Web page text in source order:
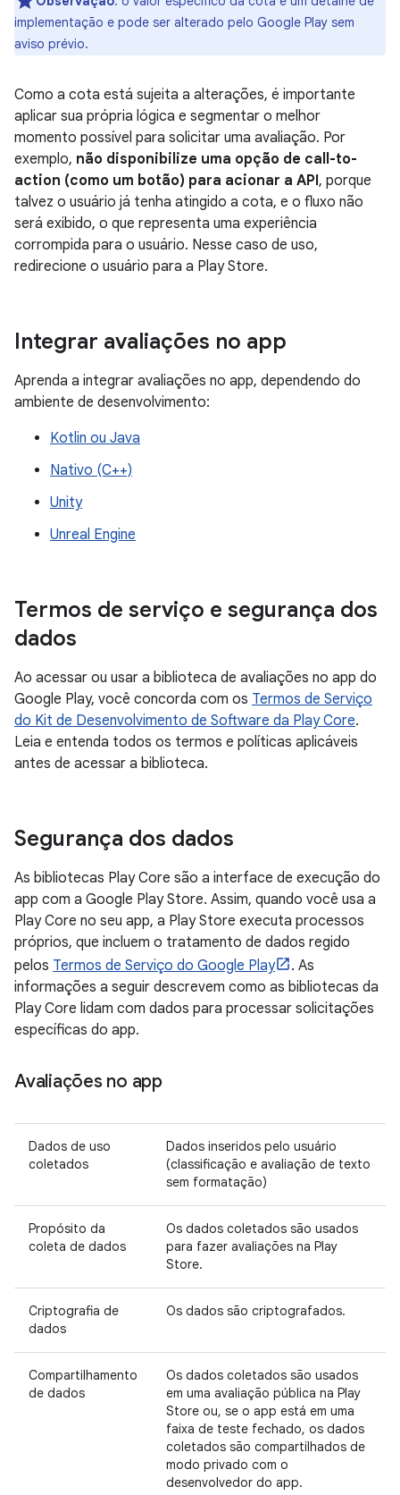
implementação e pode ser alterado pelo Google Play sem
aviso prévio.
Como a cota está sujeita a alterações, é importante
aplicar sua própria lógica e segmentar o melhor
momento possível para solicitar uma avaliação. Por
exemplo, não disponibilize uma opção de call-to-
action (como um botão) para acionar a API, porque
talvez o usuário já tenha atingido a cota, e o fluxo não
será exibido, o que representa uma experiência
corrompida para o usuário. Nesse caso de uso,
redirecione o usuário para a Play Store.
Integrar avaliações no app
Aprenda a integrar avaliações no app, dependendo do
ambiente de desenvolvimento:
Kotlin ou Java
Nativo (C++)
Unity
Unreal Engine
Termos de serviço e segurança dos
dados
Ao acessar ou usar a biblioteca de avaliações no app do
Google Play, você concorda com os Termos de Serviço
do Kit de Desenvolvimento de Software da Play Core.
Leia e entenda todos os termos e políticas aplicáveis
antes de acessar a biblioteca.
Segurança dos dados
As bibliotecas Play Core são a interface de execução do
app com a Google Play Store. Assim, quando você usa a
Play Core no seu app, a Play Store executa processos
próprios, que incluem o tratamento de dados regido
pelos Termos de Serviço do Google Play
. As
informações a seguir descrevem como as bibliotecas da
Play Core lidam com dados para processar solicitações
específicas do app.
Avaliações no app
Dados de uso
coletados
Dados inseridos pelo usuário
(classificação e avaliação de texto
sem formatação)
Propósito da
coleta de dados
Os dados coletados são usados
para fazer avaliações na Play
Store.
Criptografia de
dados
Os dados são criptografados.
Compartilhamento
de dados
Os dados coletados são usados
em uma avaliação pública na Play
Store ou, se o app está em uma
faixa de teste fechado, os dados
coletados são compartilhados de
modo privado com o
desenvolvedor do app.